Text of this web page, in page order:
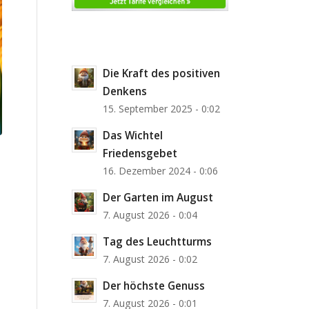
Die Kraft des positiven
Denkens
15. September 2025 - 0:02
Das Wichtel
Friedensgebet
16. Dezember 2024 - 0:06
Der Garten im August
7. August 2026 - 0:04
Tag des Leuchtturms
7. August 2026 - 0:02
Der höchste Genuss
7. August 2026 - 0:01